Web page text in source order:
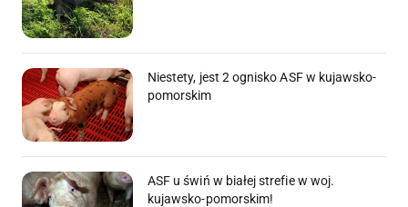
Niestety, jest 2 ognisko ASF w kujawsko-
pomorskim
ASF u świń w białej strefie w woj.
kujawsko-pomorskim!